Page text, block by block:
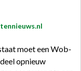
moet een Wob-
opnieuw